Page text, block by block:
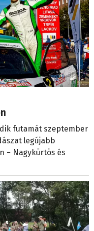
futamát szeptember
legújabb
– Nagykürtös és